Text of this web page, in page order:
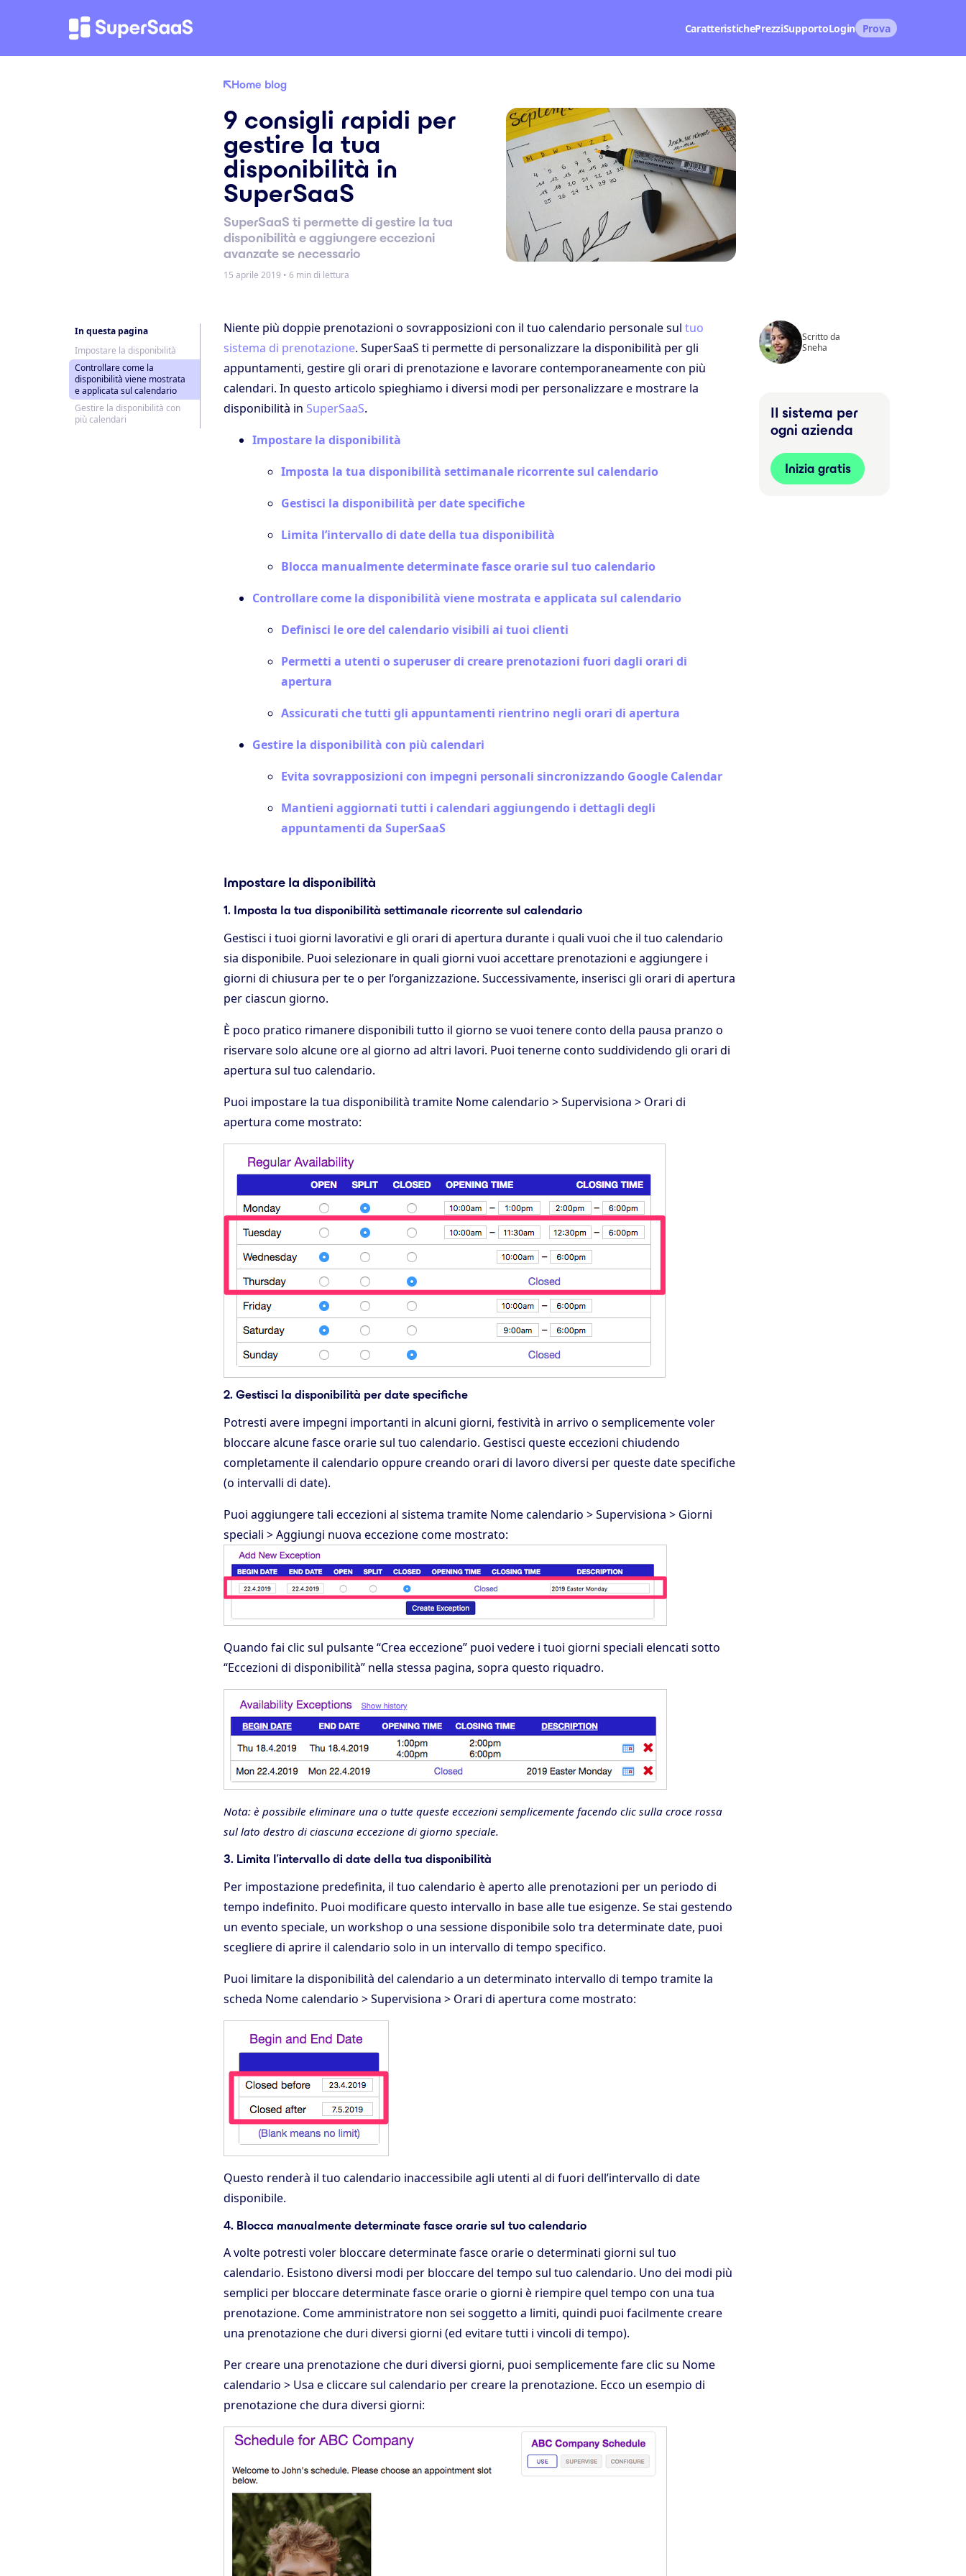
CaratteristichePrezziSupportoLogin Prova
Home blog
9 consigli rapidi per
gestire la tua
disponibilità in
SuperSaaS
SuperSaaS ti permette di gestire la tua
disponibilità e aggiungere eccezioni
avanzate se necessario
15 aprile 2019 • 6 min di lettura
In questa pagina
Impostare la disponibilità
Controllare come la
disponibilità viene mostrata
e applicata sul calendario
Gestire la disponibilità con
più calendari
Niente più doppie prenotazioni o sovrapposizioni con il tuo calendario personale sul tuo
sistema di prenotazione. SuperSaaS ti permette di personalizzare la disponibilità per gli
appuntamenti, gestire gli orari di prenotazione e lavorare contemporaneamente con più
calendari. In questo articolo spieghiamo i diversi modi per personalizzare e mostrare la
disponibilità in SuperSaaS.
Impostare la disponibilità
Imposta la tua disponibilità settimanale ricorrente sul calendario
Gestisci la disponibilità per date specifiche
Limita l’intervallo di date della tua disponibilità
Blocca manualmente determinate fasce orarie sul tuo calendario
Controllare come la disponibilità viene mostrata e applicata sul calendario
Definisci le ore del calendario visibili ai tuoi clienti
Permetti a utenti o superuser di creare prenotazioni fuori dagli orari di
apertura
Assicurati che tutti gli appuntamenti rientrino negli orari di apertura
Gestire la disponibilità con più calendari
Evita sovrapposizioni con impegni personali sincronizzando Google Calendar
Mantieni aggiornati tutti i calendari aggiungendo i dettagli degli
appuntamenti da SuperSaaS
Impostare la disponibilità
1. Imposta la tua disponibilità settimanale ricorrente sul calendario
Gestisci i tuoi giorni lavorativi e gli orari di apertura durante i quali vuoi che il tuo calendario
sia disponibile. Puoi selezionare in quali giorni vuoi accettare prenotazioni e aggiungere i
giorni di chiusura per te o per l’organizzazione. Successivamente, inserisci gli orari di apertura
per ciascun giorno.
È poco pratico rimanere disponibili tutto il giorno se vuoi tenere conto della pausa pranzo o
riservare solo alcune ore al giorno ad altri lavori. Puoi tenerne conto suddividendo gli orari di
apertura sul tuo calendario.
Puoi impostare la tua disponibilità tramite Nome calendario > Supervisiona > Orari di
apertura come mostrato:
2. Gestisci la disponibilità per date specifiche
Potresti avere impegni importanti in alcuni giorni, festività in arrivo o semplicemente voler
bloccare alcune fasce orarie sul tuo calendario. Gestisci queste eccezioni chiudendo
completamente il calendario oppure creando orari di lavoro diversi per queste date specifiche
(o intervalli di date).
Puoi aggiungere tali eccezioni al sistema tramite Nome calendario > Supervisiona > Giorni
speciali > Aggiungi nuova eccezione come mostrato:
Quando fai clic sul pulsante “Crea eccezione” puoi vedere i tuoi giorni speciali elencati sotto
“Eccezioni di disponibilità” nella stessa pagina, sopra questo riquadro.
Nota: è possibile eliminare una o tutte queste eccezioni semplicemente facendo clic sulla croce rossa
sul lato destro di ciascuna eccezione di giorno speciale.
3. Limita l’intervallo di date della tua disponibilità
Per impostazione predefinita, il tuo calendario è aperto alle prenotazioni per un periodo di
tempo indefinito. Puoi modificare questo intervallo in base alle tue esigenze. Se stai gestendo
un evento speciale, un workshop o una sessione disponibile solo tra determinate date, puoi
scegliere di aprire il calendario solo in un intervallo di tempo specifico.
Puoi limitare la disponibilità del calendario a un determinato intervallo di tempo tramite la
scheda Nome calendario > Supervisiona > Orari di apertura come mostrato:
Questo renderà il tuo calendario inaccessibile agli utenti al di fuori dell’intervallo di date
disponibile.
4. Blocca manualmente determinate fasce orarie sul tuo calendario
A volte potresti voler bloccare determinate fasce orarie o determinati giorni sul tuo
calendario. Esistono diversi modi per bloccare del tempo sul tuo calendario. Uno dei modi più
semplici per bloccare determinate fasce orarie o giorni è riempire quel tempo con una tua
prenotazione. Come amministratore non sei soggetto a limiti, quindi puoi facilmente creare
una prenotazione che duri diversi giorni (ed evitare tutti i vincoli di tempo).
Per creare una prenotazione che duri diversi giorni, puoi semplicemente fare clic su Nome
calendario > Usa e cliccare sul calendario per creare la prenotazione. Ecco un esempio di
prenotazione che dura diversi giorni:
Scritto da
Sneha
Il sistema per
ogni azienda
Inizia gratis